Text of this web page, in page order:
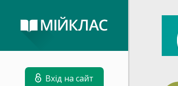
Вхід на сайт